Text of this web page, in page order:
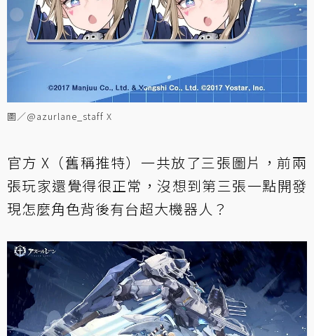
圖／@azurlane_staff X
官方 X（舊稱推特）一共放了三張圖片，前兩
張玩家還覺得很正常，沒想到第三張一點開發
現怎麼角色背後有台超大機器人？